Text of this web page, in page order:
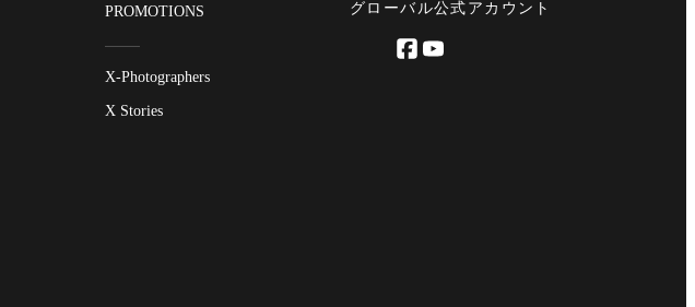
PROMOTIONS
X-Photographers
X Stories
グローバル公式アカウント